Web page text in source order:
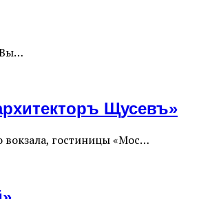
Вы…
Щусевъ»
вокзала, гостиницы «Мос…